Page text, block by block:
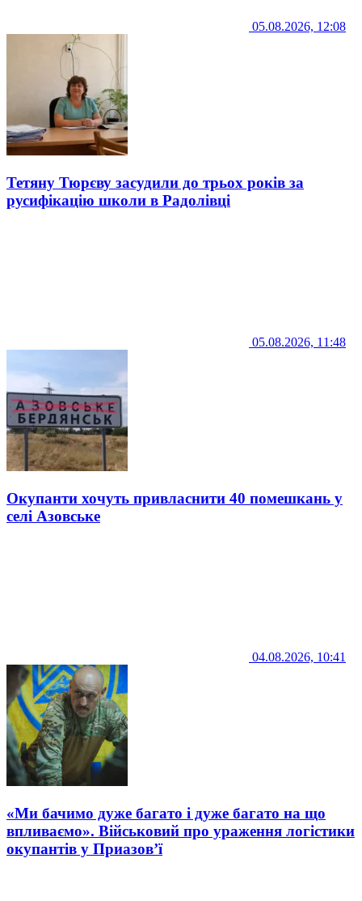
05.08.2026, 12:08
Тетяну Тюрєву засудили до трьох років за
русифікацію школи в Радолівці
05.08.2026, 11:48
Окупанти хочуть привласнити 40 помешкань у
селі Азовське
04.08.2026, 10:41
«Ми бачимо дуже багато і дуже багато на що
впливаємо». Військовий про ураження логістики
окупантів у Приазов’ї